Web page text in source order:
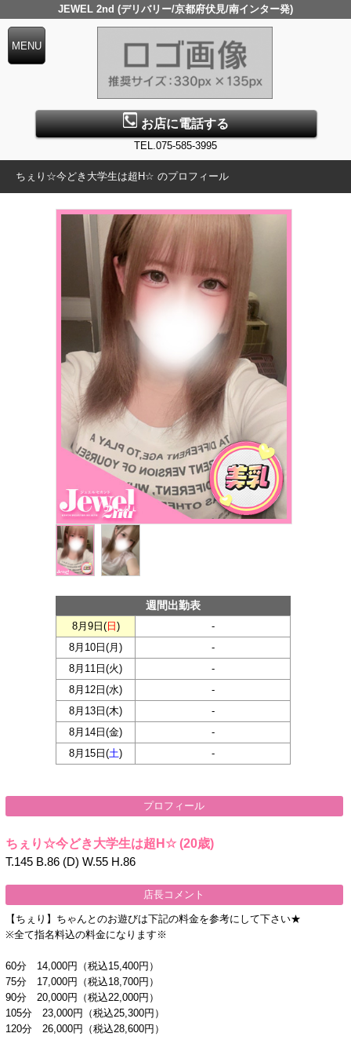
JEWEL 2nd (デリバリー/京都府伏見/南インター発)
お店に電話する
TEL.075-585-3995
ちぇり☆今どき大学生は超H☆ のプロフィール
週間出勤表
8月9日(日 )
-
8月10日( 月 )
-
8月11日(火)
-
8月12日(水)
-
8月13日(木)
-
8月14日(金)
-
8月15日(土) -
プロフィール
ちぇり☆今どき大学生は超H☆(20歳)
T.145 B.86 (D) W.55 H.86
店長コメント
【ちぇり】ちゃんとのお遊びは下記の料金を参考にして下さい★
※全て指名料込の料金になります※
60分 14,000円（税込15,400円）
75分 17,000円（税込18,700円）
90分 20,000円（税込22,000円）
105分 23,000円（税込25,300円）
120分 26,000円（税込28,600円）